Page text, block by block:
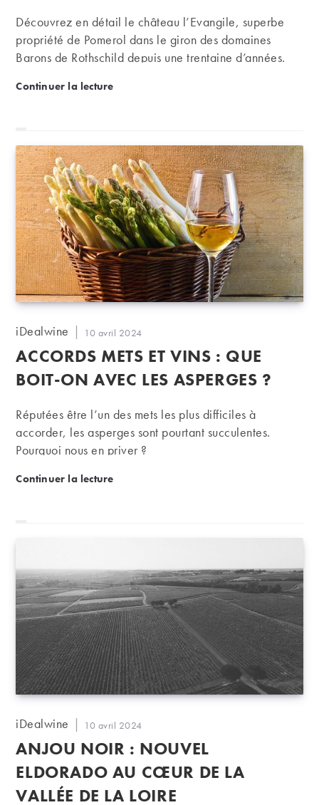
Découvrez en détail le château l’Evangile, superbe
propriété de Pomerol dans le giron des domaines
Barons de Rothschild depuis une trentaine d’années.
Continuer la lectureChâteau l’Evangile | Le petit bijou de Pomerol des
Auteur/autrice
la
publication :
iDealwine
Publication
publiée :
10 avril 2024
ACCORDS METS ET VINS : QUE
BOIT-ON AVEC LES ASPERGES ?
Réputées être l’un des mets les plus difficiles à
accorder, les asperges sont pourtant succulentes.
Pourquoi nous en priver ?
Continuer la lectureAccords mets et vins : que boit-on avec les
Auteur/autrice
la
publication :
iDealwine
Publication
publiée :
10 avril 2024
ANJOU NOIR : NOUVEL
ELDORADO AU CŒUR DE LA
VALLÉE DE LA LOIRE